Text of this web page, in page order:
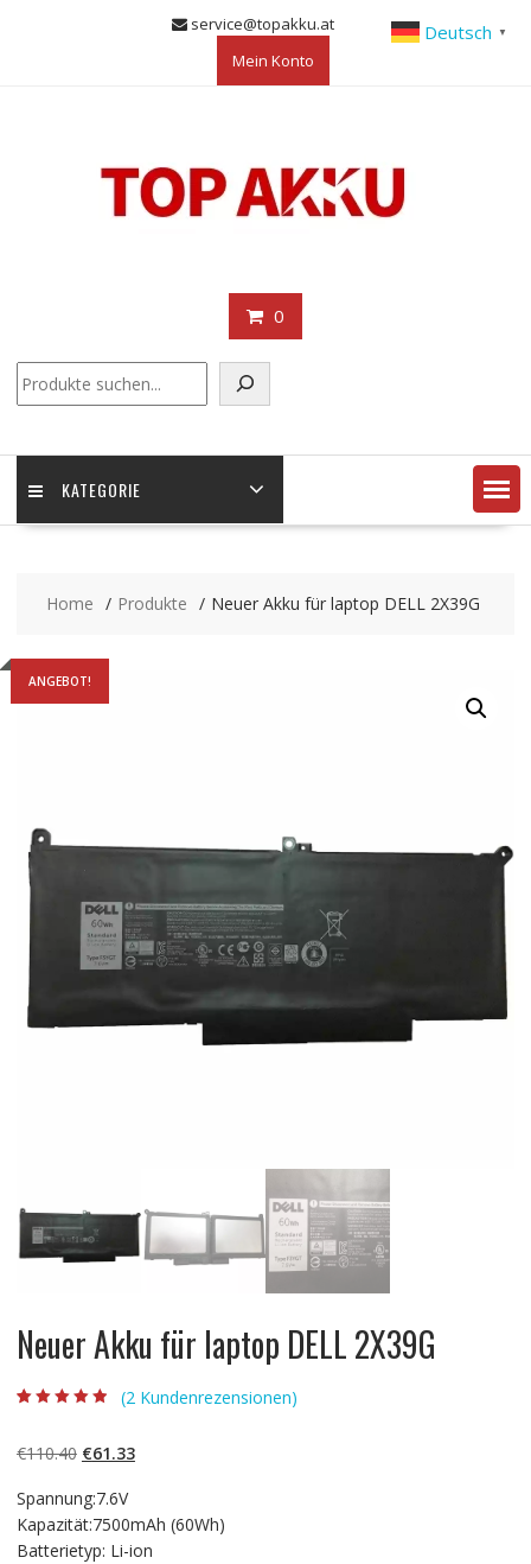
service@topakku.at
Mein Konto
0
KATEGORIE
Home Produkte Neuer Akku für laptop DELL 2X39G
ANGEBOT!
Neuer Akku für laptop DELL 2X39G
basierend auf
Kundenbewert
(2 Kundenrezensionen)
€110.40 Ursprünglicher
war:
€110.40
€61.33Aktueller
€61.33.
Spannung:7.6V
Kapazität:7500mAh (60Wh)
Batterietyp: Li-ion
Deutsch ▼